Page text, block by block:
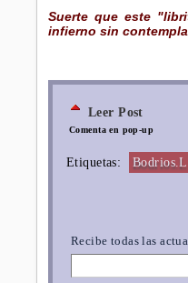
Suerte que este
infierno sin
Leer Post
Comenta en pop-up
Etiquetas:
Recibe todas las